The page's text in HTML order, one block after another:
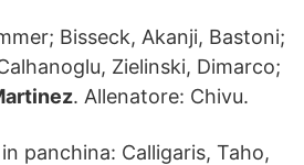
Bisseck, Akanji, Bastoni;
Zielinski, Dimarco;
. Allenatore: Chivu.
panchina: Calligaris, Taho,